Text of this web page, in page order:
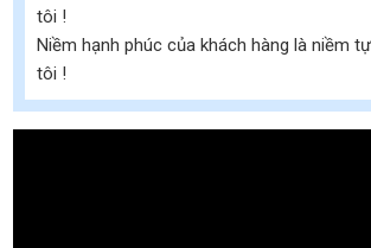
tôi !
Niềm hạnh phúc của khách hàng là niềm
tôi !